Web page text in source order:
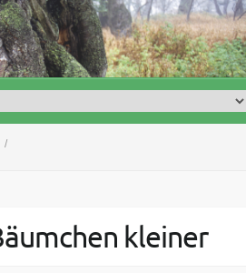
kleiner